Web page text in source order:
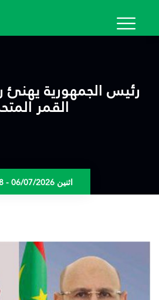
رئيس الجمهورية
القمر
اثنين 06/07/2026 - 20:38